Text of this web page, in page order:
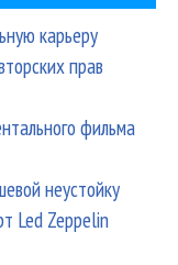
карьеру
прав
фильма
неустойку
Led Zeppelin